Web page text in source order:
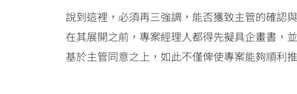
說到這裡，必須再三強調，能否獲致主管的確認
在其展開之前，專案經理人都得先擬具企畫書，
基於主管同意之上，如此不僅俾使專案能夠順利